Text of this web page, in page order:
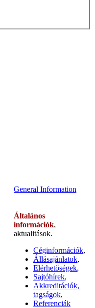
General Information
Általános
információk,
aktualitások.
Céginformációk,
Állásajánlatok,
Elérhetőségek,
Sajtóhírek,
Akkreditációk,
tagságok,
Referenciák